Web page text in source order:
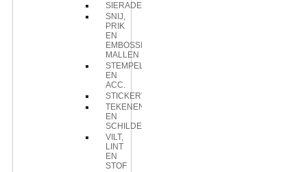
SIERADEN
SNIJ,
PRIK
EN
EMBOSSING
MALLEN
STEMPELS
EN
ACC.
STICKERVELLEN
TEKENEN
EN
SCHILDEREN
VILT,
LINT
EN
STOF